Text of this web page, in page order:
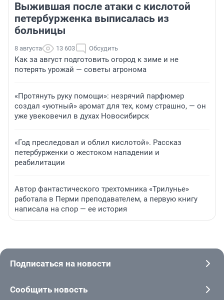
Выжившая после атаки с кислотой
петербурженка выписалась из
больницы
8 августа 13 603 Обсудить
Как за август подготовить огород к зиме и не
потерять урожай — советы агронома
«Протянуть руку помощи»: незрячий парфюмер
создал «уютный» аромат для тех, кому страшно, — он
уже увековечил в духах Новосибирск
«Год преследовал и облил кислотой». Рассказ
петербурженки о жестоком нападении и
реабилитации
Автор фантастического трехтомника «Трилунье»
работала в Перми преподавателем, а первую книгу
написала на спор — ее история
Подписаться на новости
Сообщить новость